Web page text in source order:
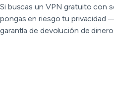
Si buscas un VPN gratuito con
pongas en riesgo tu privacidad
garantía de devolución de